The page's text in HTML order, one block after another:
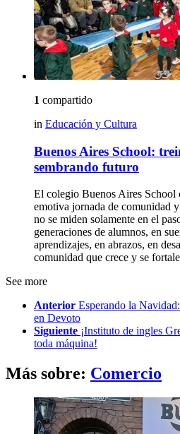
1 compartido
in Educación y Cultura
Buenos Aires School:
sembrando futuro
El colegio Buenos Aires School
emotiva jornada de comunidad
no se miden solamente en el
generaciones de alumnos, en
aprendizajes, en abrazos, en
comunidad que crece y se
See more
Anterior Esperando la
en Devoto
Siguiente ¡Instituto de ingles
toda máquina!
Más sobre: Comercio